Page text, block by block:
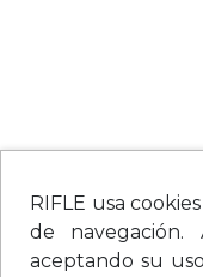
RIFLE usa
de
aceptando su